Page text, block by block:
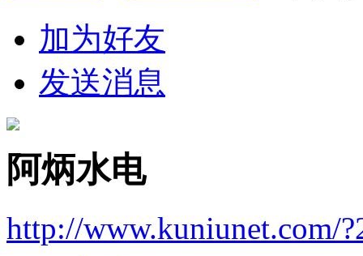
加为好友
发送消息
阿炳水电
http://www.kuniunet.com/